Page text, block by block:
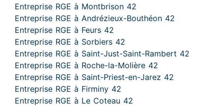
Entreprise RGE à Montbrison 42
Entreprise RGE à Andrézieux-Bouthéon 42
Entreprise RGE à Feurs 42
Entreprise RGE à Sorbiers 42
Entreprise RGE à Saint-Just-Saint-Rambert 42
Entreprise RGE à Roche-la-Molière 42
Entreprise RGE à Saint-Priest-en-Jarez 42
Entreprise RGE à Firminy 42
Entreprise RGE à Le Coteau 42